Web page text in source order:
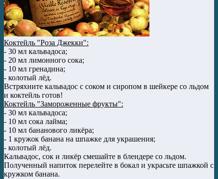
Коктейль "Роза Джекки":
- 30 мл кальвадоса;
- 20 мл лимонного сока;
- 10 мл гренадина;
- колотый лёд.
Встряхните кальвадос с соком и сиропом в шейкере со льдом
и коктейль готов!
Коктейль "Замороженные фрукты":
- 30 мл кальвадоса;
- 10 мл сока лайма;
- 10 мл бананового ликёра;
- 1 кружок банана на шпажке для украшения;
- колотый лёд.
Кальвадос, сок и ликёр смешайте в блендере со льдом.
Полученный напиток перелейте в бокал и украсьте шпажкой с
кружком банана.